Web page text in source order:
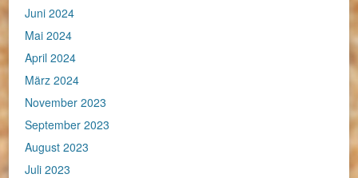
Juni 2024
Mai 2024
April 2024
März 2024
November 2023
September 2023
August 2023
Juli 2023